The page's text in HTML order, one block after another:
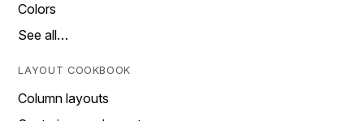
Colors
See all…
LAYOUT COOKBOOK
Column layouts